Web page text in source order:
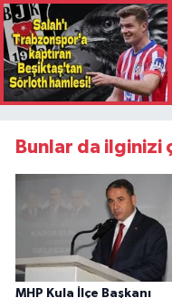
Bunlar da ilginizi
MHP Kula İlçe Başkanı